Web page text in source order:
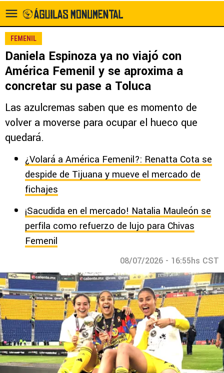
FEMENIL
Daniela Espinoza ya no viajó con
América Femenil y se aproxima a
concretar su pase a Toluca
Las azulcremas saben que es momento de
volver a moverse para ocupar el hueco que
quedará.
¿Volará a América Femenil?: Renatta Cota se
despide de Tijuana y mueve el mercado de
fichajes
¡Sacudida en el mercado! Natalia Mauleón se
perfila como refuerzo de lujo para Chivas
Femenil
08/07/2026 - 16:55hs CST